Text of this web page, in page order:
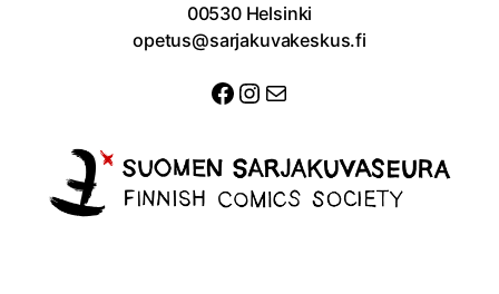
00530 Helsinki
opetus@sarjakuvakeskus.fi
Facebook
Instagram
Sähköposti